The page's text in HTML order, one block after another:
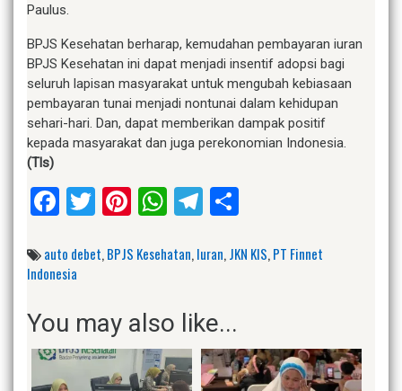
Paulus.
BPJS Kesehatan berharap, kemudahan pembayaran iuran
BPJS Kesehatan ini dapat menjadi insentif adopsi bagi
seluruh lapisan masyarakat untuk mengubah kebiasaan
pembayaran tunai menjadi nontunai dalam kehidupan
sehari-hari. Dan, dapat memberikan dampak positif
kepada masyarakat dan juga perekonomian Indonesia.
(Tls)
Facebook
Twitter
Pinterest
WhatsApp
Telegram
auto debet,BPJS Kesehatan,Iuran,JKN KIS,PT Finnet
Indonesia
You may also like...